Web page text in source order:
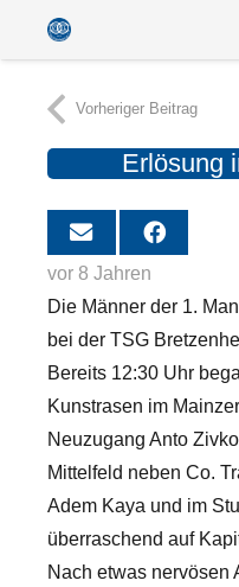
Vorheriger Beitrag
Erlösung
vor 8 Jahren
Die Männer der 1.
bei der TSG
Bereits 12:30 Uhr
Kunstrasen im
Neuzugang Anto
Mittelfeld neben Co.
Adem Kaya und im
überraschend auf
Nach etwas nervösen